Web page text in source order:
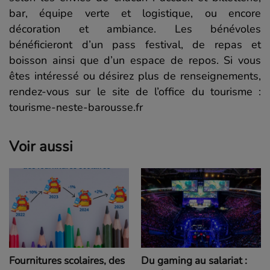
bar, équipe verte et logistique, ou encore
décoration et ambiance. Les bénévoles
bénéficieront d’un pass festival, de repas et
boisson ainsi que d’un espace de repos. Si vous
êtes intéressé ou désirez plus de renseignements,
rendez-vous sur le site de l’office du tourisme :
tourisme-neste-barousse.fr
Voir aussi
Fournitures scolaires, des
Du gaming au salariat :